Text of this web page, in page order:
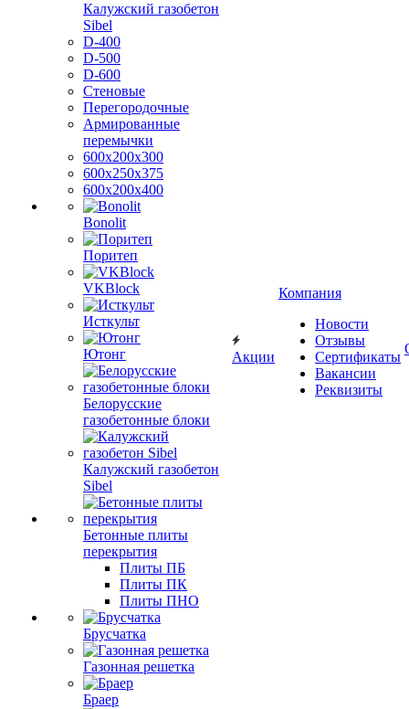
Калужский газобетон
Sibel
D-400
D-500
D-600
Стеновые
Перегородочные
Армированные
перемычки
600х200х300
600х250х375
600х200х400
Bonolit
Поритеп
VKBlock
Исткульт
Ютонг
Белорусские
газобетонные блоки
Калужский газобетон
Sibel
Бетонные плиты
перекрытия
Плиты ПБ
Плиты ПК
Плиты ПНО
Брусчатка
Газонная решетка
Браер
Акции
Компания
Новости
Отзывы
Сертификаты
Вакансии
Реквизиты